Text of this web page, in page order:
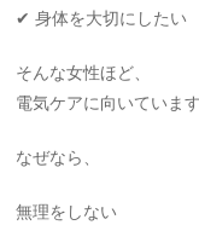
✔ 身体を大切にしたい
そんな女性ほど、
電気ケアに向いています
なぜなら、
無理をしない